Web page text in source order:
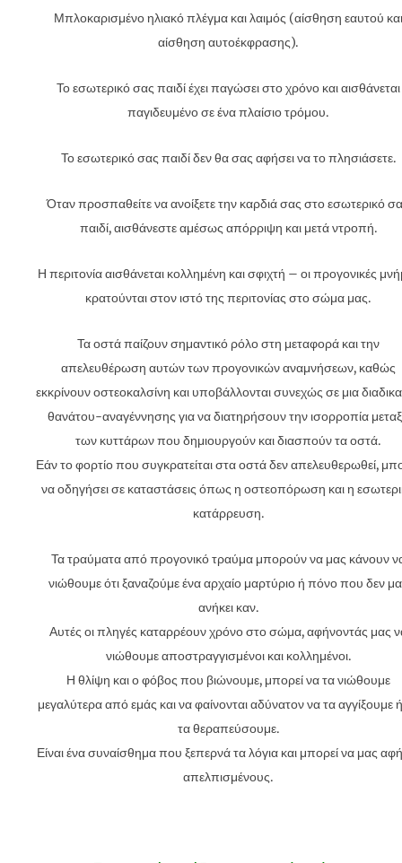
Μπλοκαρισμένο ηλιακό πλέγμα και λαιμός (αίσθηση εαυτού και
αίσθηση αυτοέκφρασης).
Το εσωτερικό σας παιδί έχει παγώσει στο χρόνο και αισθάνεται
παγιδευμένο σε ένα πλαίσιο τρόμου.
Το εσωτερικό σας παιδί δεν θα σας αφήσει να το πλησιάσετε.
Όταν προσπαθείτε να ανοίξετε την καρδιά σας στο εσωτερικό
παιδί, αισθάνεστε αμέσως απόρριψη και μετά ντροπή.
Η περιτονία αισθάνεται κολλημένη και σφιχτή – οι προγονικές
κρατούνται στον ιστό της περιτονίας στο σώμα μας.
Τα οστά παίζουν σημαντικό ρόλο στη μεταφορά και την
απελευθέρωση αυτών των προγονικών αναμνήσεων, καθώς
εκκρίνουν οστεοκαλσίνη και υποβάλλονται συνεχώς σε μια
θανάτου-αναγέννησης για να διατηρήσουν την ισορροπία
των κυττάρων που δημιουργούν και διασπούν τα οστά.
Εάν το φορτίο που συγκρατείται στα οστά δεν απελευθερωθεί,
να οδηγήσει σε καταστάσεις όπως η οστεοπόρωση και η
κατάρρευση.
Τα τραύματα από προγονικό τραύμα μπορούν να μας κάνουν
νιώθουμε ότι ξαναζούμε ένα αρχαίο μαρτύριο ή πόνο που δεν
ανήκει καν.
Αυτές οι πληγές καταρρέουν χρόνο στο σώμα, αφήνοντάς μας
νιώθουμε αποστραγγισμένοι και κολλημένοι.
Η θλίψη και ο φόβος που βιώνουμε, μπορεί να τα νιώθουμε
μεγαλύτερα από εμάς και να φαίνονται αδύνατον να τα αγγίξουμε
τα θεραπεύσουμε.
Είναι ένα συναίσθημα που ξεπερνά τα λόγια και μπορεί να μας
απελπισμένους.